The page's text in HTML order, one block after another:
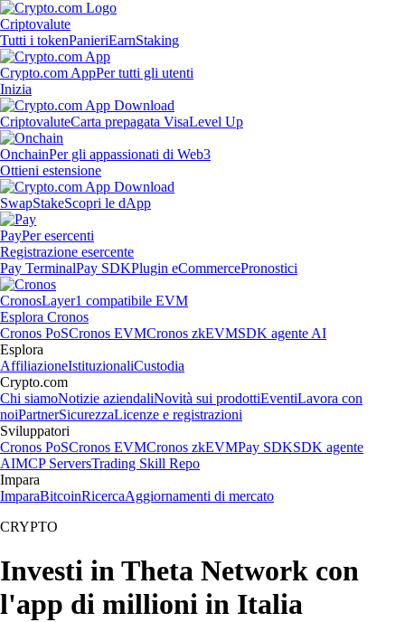
Criptovalute
Tutti i tokenPanieriEarnStaking
Crypto.com AppPer tutti gli utenti
Inizia
CriptovaluteCarta prepagata VisaLevel Up
OnchainPer gli appassionati di Web3
Ottieni estensione
SwapStakeScopri le dApp
PayPer esercenti
Registrazione esercente
Pay TerminalPay SDKPlugin eCommercePronostici
CronosLayer1 compatibile EVM
Esplora Cronos
Cronos PoSCronos EVMCronos zkEVMSDK agente AI
Esplora
AffiliazioneIstituzionaliCustodia
Crypto.com
Chi siamoNotizie aziendaliNovità sui prodottiEventiLavora con
noiPartnerSicurezzaLicenze e registrazioni
Sviluppatori
Cronos PoSCronos EVMCronos zkEVMPay SDKSDK agente
AIMCP ServersTrading Skill Repo
Impara
ImparaBitcoinRicercaAggiornamenti di mercato
CRYPTO
Investi in Theta Network con
l'app di millioni in Italia